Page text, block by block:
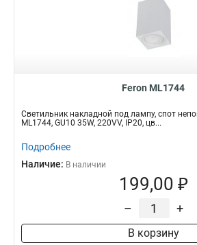
Feron ML1744
Светильник накладной под лампу, спот
ML1744, GU10 35W, 220VV, IP20, цв...
Подробнее
Наличие: В наличии
199,00 ₽
– +
В корзину